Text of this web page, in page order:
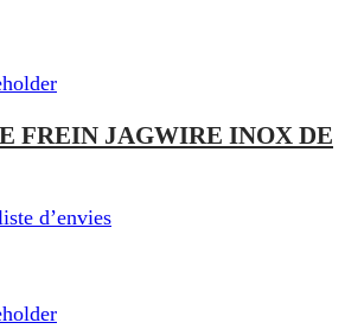
FREIN JAGWIRE INOX DE
d’envies